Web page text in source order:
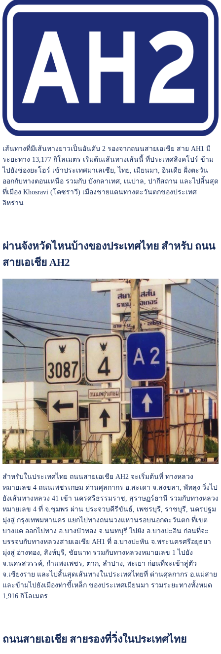
เส้นทางที่มีเส้นทางยาวเป็นอันดับ 2 รองจากถนนสายเอเชีย สาย AH1 มี
ระยะทาง 13,177 กิโลเมตร เริมต้นเส้นทางเส้นนี้ ที่ประเทศสิงคโปร์ ข้าม
ไปยังช่องยะโฮร์ เข้าประเทศมาเลเซีย, ไทย, เมียนมา, อินเดีย ฝั่งตะวัน
ออกกับทางตอนเหนือ รวมกับ บังกลาเทศ, เนปาล, ปากีสถาน และไปสิ้นสุด
ที่เมือง Khosravi (โคซราวี) เมืองชายแดนทางตะวันตกของประเทศ
อิหร่าน
ผ่านจังหวัดไหนบ้างของประเทศไทย สำหรับ ถนน
สายเอเชีย AH2
สำหรับในประเทศไทย ถนนสายเอเชีย AH2 จะเริ่มต้นที่ ทางหลวง
หมายเลข 4 ถนนเพชรเกษม ด่านศุลกากร อ.สะเดา จ.สงขลา, พัทลุง วิ่งไป
ยังเส้นทางหลวง 41 เข้า นครศรีธรรมราช, สุราษฏร์ธานี รวมกับทางหลวง
หมายเลข 4 ที่ จ.ชุมพร ผ่าน ประจวบคีรีขันธ์, เพชรบุรี, ราชบุรี, นครปฐม
มุ่งสู่ กรุงเทพมหานคร แยกไปทางถนนวงแหวนรอบนอกตะวันตก ที่เขต
บางแค ออกไปทาง อ.บางบัวทอง จ.นนทบุรี ไปยัง อ.บางปะอิน ก่อนที่จะ
บรรจบกับทางหลวงสายเอเชีย AH1 ที่ อ.บางปะหัน จ.พระนครศรีอยุธยา
มุ่งสู่ อ่างทอง, สิงห์บุรี, ชัยนาท รวมกับทางหลวงหมายเลข 1 ไปยัง
จ.นครสวรรค์, กำแพงเพชร, ตาก, ลำปาง, พะเยา ก่อนที่จะเข้าสู่ตัว
จ.เชียงราย และไปสิ้นสุดเส้นทางในประเทศไทยที่ ด่านศุลกากร อ.แม่สาย
และข้ามไปยังเมืองท่าขี้เหล็ก ของประเทศเมียนมา รวมระยะทางทั้งหมด
1,916 กิโลเมตร
ถนนสายเอเชีย สายรองที่วิ่งในประเทศไทย